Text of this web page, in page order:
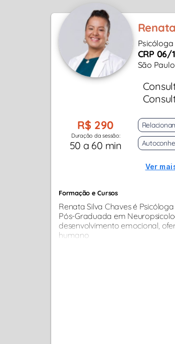
Psicóloga
CRP 06/
São Paulo
R$ 290
Duração da sessão:
50 a 60 min
Ver
Formação e Cursos
Renata Silva Chaves é
Pós-Graduada em
desenvolvimento emocional,
humano